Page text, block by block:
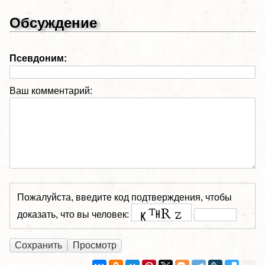
Обсуждение
Псевдоним:
Ваш комментарий:
Пожалуйста, введите код подтверждения, чтобы
доказать, что вы человек: